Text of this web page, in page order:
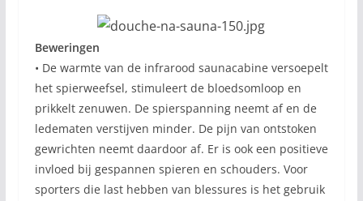
Beweringen
• De warmte van de infrarood saunacabine versoepelt
het spierweefsel, stimuleert de bloedsomloop en
prikkelt zenuwen. De spierspanning neemt af en de
ledematen verstijven minder. De pijn van ontstoken
gewrichten neemt daardoor af. Er is ook een positieve
invloed bij gespannen spieren en schouders. Voor
sporters die last hebben van blessures is het gebruik